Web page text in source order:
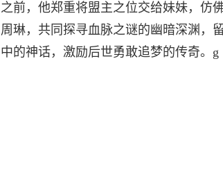
之前，他郑重将盟主之位交给妹妹，仿
周琳，共同探寻血脉之谜的幽暗深渊，
中的神话，激励后世勇敢追梦的传奇。g